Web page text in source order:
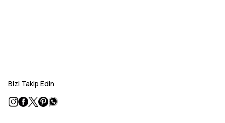
Bizi Takip Edin